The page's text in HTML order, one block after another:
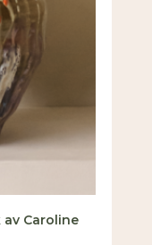
av Caroline